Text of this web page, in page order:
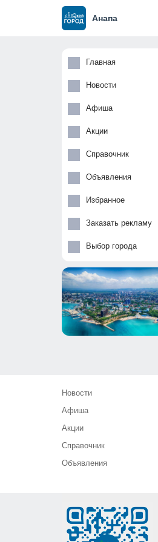
Анапа
Главная
Новости
Афиша
Акции
Справочник
Объявления
Избранное
Заказать рекламу
Выбор города
Новости
Афиша
Акции
Справочник
Объявления